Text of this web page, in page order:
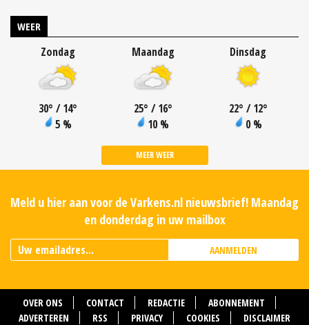
WEER
Zondag
30° / 14°
5 %
Maandag
25° / 16°
10 %
Dinsdag
22° / 12°
0 %
MEER WEER
Meld u hier aan voor de Varkens.nl nieuwsbrief! Maandag
en donderdag in uw mailbox
AANMELDEN
OVER ONS CONTACT REDACTIE
ABONNEMENT
ADVERTEREN
RSS PRIVACY COOKIES DISCLAIMER